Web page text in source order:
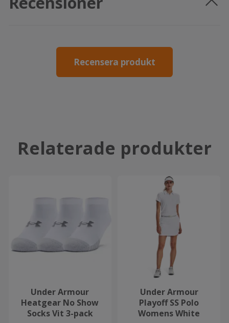
Recensera produkt
Relaterade produkter
Under Armour
Heatgear No Show
Socks Vit 3-pack
Under Armour
Playoff SS Polo
Womens White